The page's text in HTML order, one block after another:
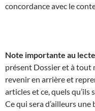
concordance avec le
Note importante au
présent Dossier et à tout
revenir en arrière et
articles et ce, quels qu’ils
Ce qui sera d’ailleurs